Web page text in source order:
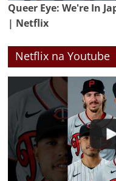
Queer Eye: We're In
| Netflix
Netflix na Youtube